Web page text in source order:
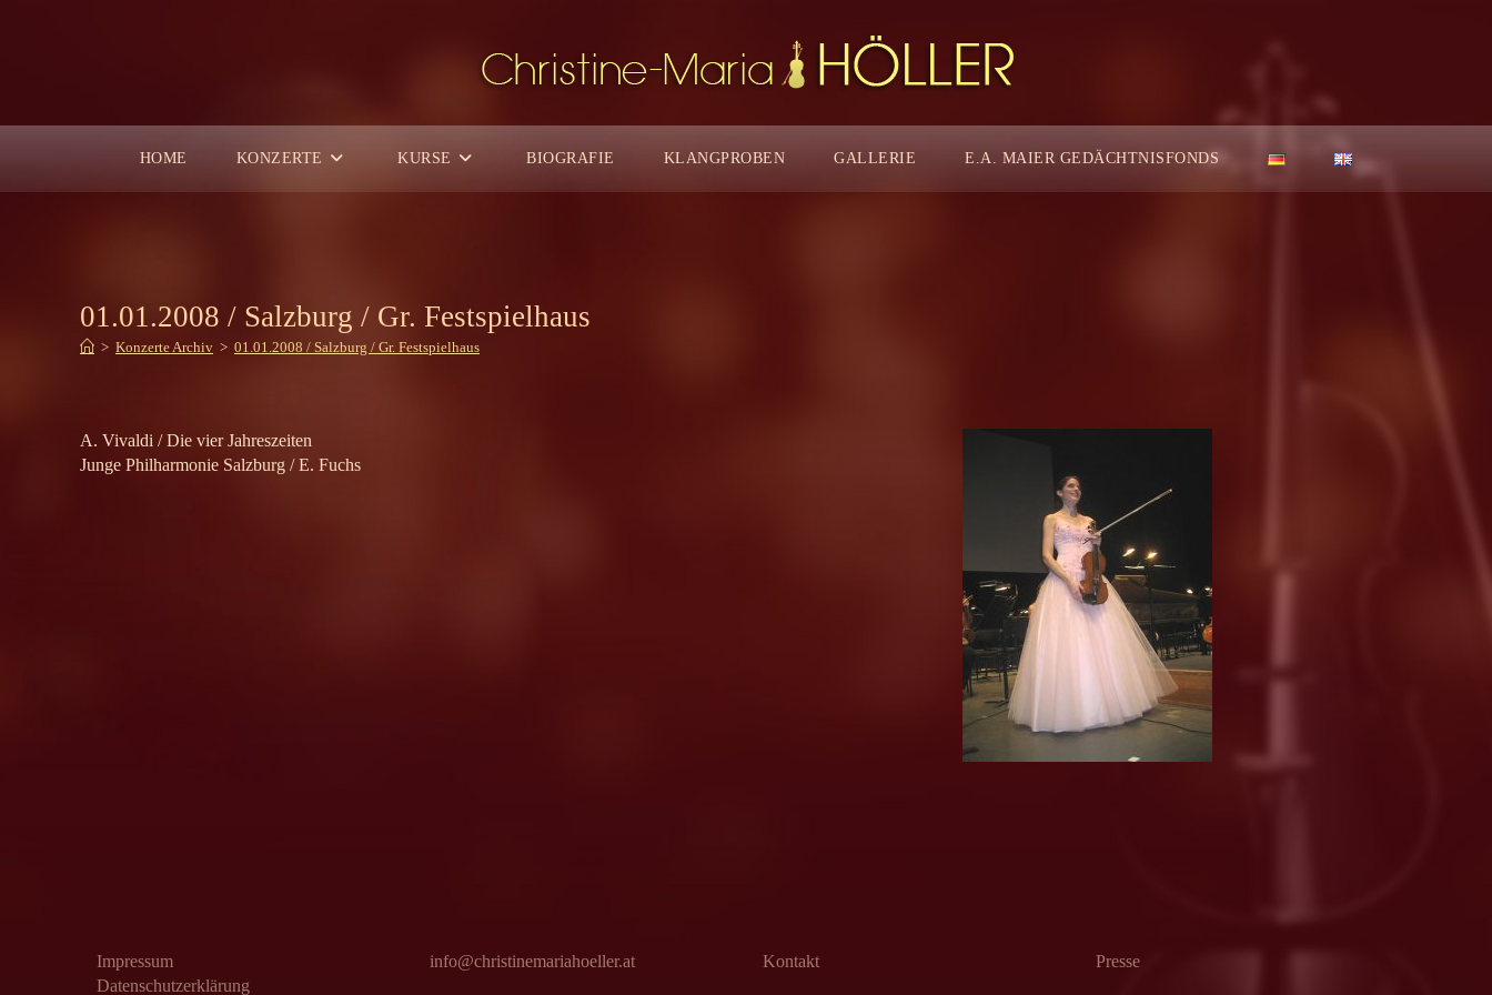
HOME KONZERTE KURSE BIOGRAFIE KLANGPROBEN GALLERIE E.A. MAIER GEDÄCHTNISFONDS
01.01.2008 / Salzburg / Gr. Festspielhaus
> Konzerte Archiv > 01.01.2008 / Salzburg / Gr. Festspielhaus
A. Vivaldi / Die vier Jahreszeiten
Junge Philharmonie Salzburg / E. Fuchs
Impressum
Datenschutzerklärung
info@christinemariahoeller.at Kontakt Presse